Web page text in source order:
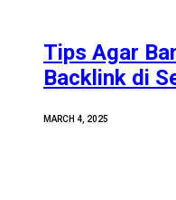
Tips Agar
Backlink di
MARCH 4, 2025